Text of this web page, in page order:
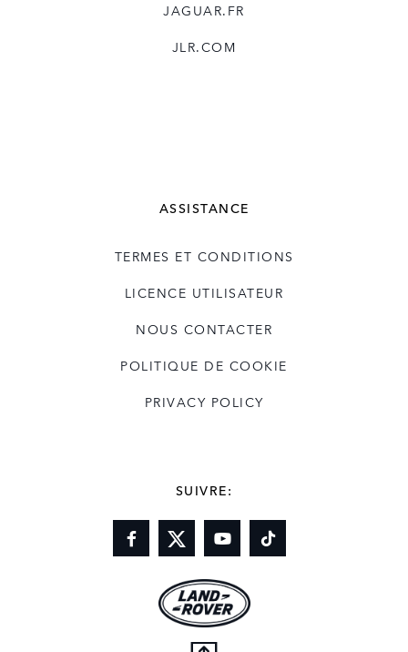
JAGUAR.FR
JLR.COM
ASSISTANCE
TERMES ET CONDITIONS
LICENCE UTILISATEUR
NOUS CONTACTER
POLITIQUE DE COOKIE
PRIVACY POLICY
SUIVRE: